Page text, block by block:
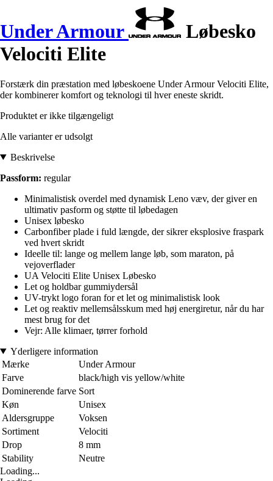
Under Armour
Løbesko
Velociti Elite
Forstærk din præstation med løbeskoene Under Armour Velociti Elite,
der kombinerer komfort og teknologi til hver eneste skridt.
Produktet er ikke tilgængeligt
Alle varianter er udsolgt
Beskrivelse
Passform: regular
Minimalistisk overdel med dynamisk Leno væv, der giver en
ultimativ pasform og støtte til løbedagen
Unisex løbesko
Carbonfiber plade i fuld længde, der sikrer eksplosive fraspark
ved hvert skridt
Ideelle til: lange og mellem lange løb, som maraton, på
vejoverflader
UA Velociti Elite Unisex Løbesko
Let og holdbar gummiydersål
UV-trykt logo foran for et let og minimalistisk look
Let og reaktiv mellemsålsskum med høj energiretur, når du har
mest brug for det
Vejr: Alle klimaer, tørrer forhold
Yderligere information
Mærke
Under Armour
Farve
black/high vis yellow/white
Dominerende farve Sort
Køn
Unisex
Aldersgruppe
Voksen
Sortiment
Velociti
Drop
8 mm
Stability
Neutre
Loading...